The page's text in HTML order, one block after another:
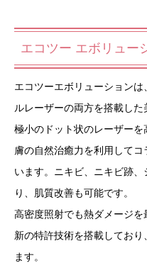
エコツー エボリュー
エコツーエボリューション
ルレーザーの両方を搭載した
極小のドット状のレーザー
膚の自然治癒力を利用して
います。ニキビ、ニキビ跡
り、肌質改善も可能です。
高密度照射でも熱ダメージ
新の特許技術を搭載してお
ます。